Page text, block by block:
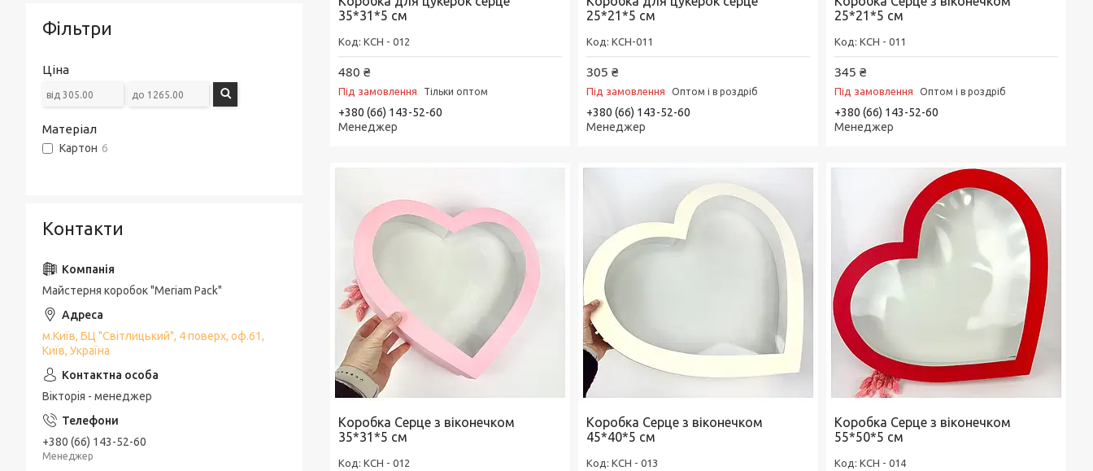
35*31*5 см
КСН - 012
480 ₴
Під замовлення Тільки оптом
+380 (66) 143-52-60
Менеджер
25*21*5 см
КСН-011
305 ₴
Під замовлення Оптом і в роздріб
+380 (66) 143-52-60
Менеджер
25*21*5 см
КСН - 011
345 ₴
Під замовлення Оптом і в роздріб
+380 (66) 143-52-60
Менеджер
Коробка Серце з віконечком
35*31*5 см
КСН - 012
Коробка Серце з віконечком
45*40*5 см
КСН - 013
Коробка Серце з віконечком
55*50*5 см
КСН - 014
Фільтри
Ціна
Матеріал
Картон 6
Контакти
Майстерня коробок "Meriam Pack"
м.Київ, БЦ "Світлицький", 4 поверх, оф.61,
Київ, Україна
Вікторія - менеджер
+380 (66) 143-52-60
Менеджер